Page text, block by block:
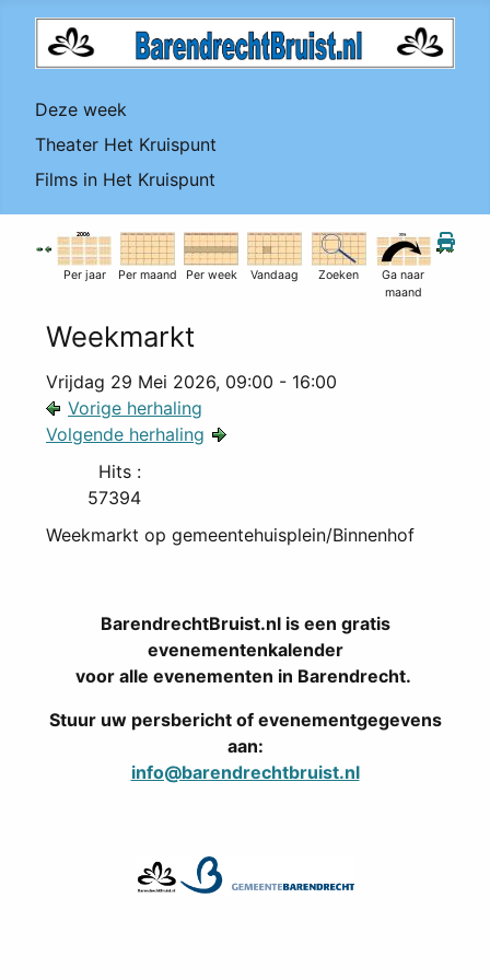
Deze week
Theater Het Kruispunt
Films in Het Kruispunt
Per jaar Per maand Per week Vandaag Zoeken
Ga naar
maand
Weekmarkt
Vrijdag 29 Mei 2026, 09:00 - 16:00
Vorige herhaling
Volgende herhaling
Hits :
57394
Weekmarkt op gemeentehuisplein/Binnenhof
BarendrechtBruist.nl is een gratis
evenementenkalender
voor alle evenementen in Barendrecht.
Stuur uw persbericht of evenementgegevens
aan:
info@barendrechtbruist.nl